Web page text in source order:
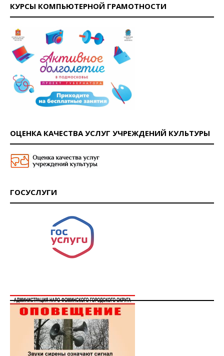
КУРСЫ КОМПЬЮТЕРНОЙ ГРАМОТНОСТИ
ОЦЕНКА КАЧЕСТВА УСЛУГ УЧРЕЖДЕНИЙ КУЛЬТУРЫ
ГОСУСЛУГИ